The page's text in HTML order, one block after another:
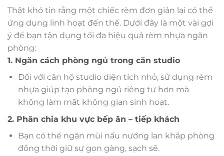
Thật khó tin rằng một chiếc rèm đơn giản lại có thể
ứng dụng linh hoạt đến thế. Dưới đây là một vài gợi
ý để bạn tận dụng tối đa hiệu quả rèm nhựa ngăn
phòng:
1. Ngăn cách phòng ngủ trong căn studio
Đối với căn hộ studio diện tích nhỏ, sử dụng rèm
nhựa giúp tạo phòng ngủ riêng tư hơn mà
không làm mất không gian sinh hoạt.
2. Phân chia khu vực bếp ăn – tiếp khách
Bạn có thể ngăn mùi nấu nướng lan khắp phòng
đồng thời giữ sự gọn gàng, sạch sẽ.